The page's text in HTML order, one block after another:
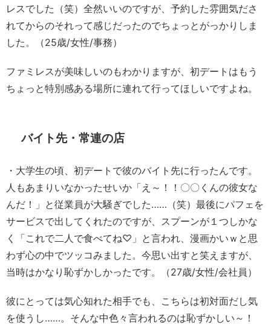
レスでした（笑）全然いいのですが、予約した雰囲気ださ
れてからのそれって感じだったのでちょっとがっかりしま
した。（25歳/女性/事務）
ファミレスが美味しいのもわかりますが、初デートはもう
ちょっと特別感ある場所に連れて行ってほしいですよね。
バイト先・常連の店
・大学生の頃、初デートで彼のバイト先に行ったんです。
人もあまりいなかったせいか「え～！！〇〇くんの彼女な
んだ！」と従業員が大騒ぎでした……（笑）最後にパフェを
サービスで出してくれたのですが、スプーンが１つしかな
く「これで二人で食べてね♡」と言われ、漫画かいｗと思
わず心の中でツッコみました。今思い出すと笑えますが、
当時はかなり恥ずかしかったです。（27歳/女性/会社員）
彼にとっては気心知れた相手でも、こちらは初対面だし気
を使うし……。そんな中色々言われるのは恥ずかしい～！